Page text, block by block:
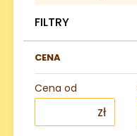
FILTRY
CENA
Cena od
zł